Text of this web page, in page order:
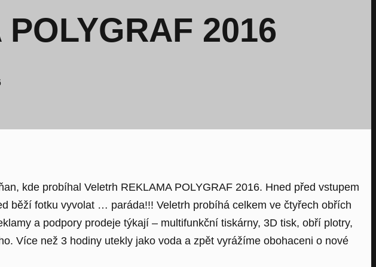
2016
kde probíhal Veletrh REKLAMA POLYGRAF 2016. Hned před vstupem
běží fotku vyvolat … paráda!!! Veletrh probíhá celkem ve čtyřech obřích
a podpory prodeje týkají – multifunkční tiskárny, 3D tisk, obří plotry,
Více než 3 hodiny utekly jako voda a zpět vyrážíme obohaceni o nové